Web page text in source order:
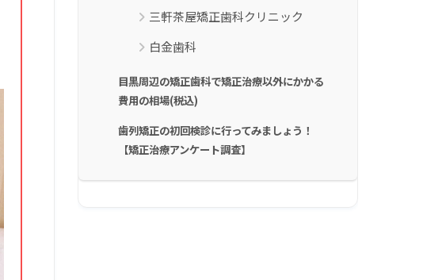
三軒茶屋矯正歯科クリニック
白金歯科
目黒周辺の矯正歯科で矯正治療以外にかかる
費用の相場(税込)
歯列矯正の初回検診に行ってみましょう！
【矯正治療アンケート調査】